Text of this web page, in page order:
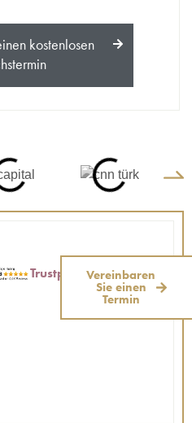
kostenlosen
Trustpilot
Vereinbaren
Sie einen
Termin